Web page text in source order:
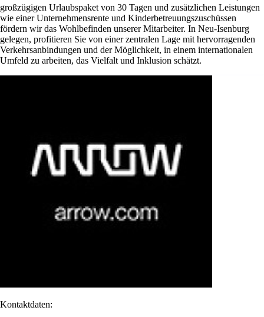
großzügigen Urlaubspaket von 30 Tagen und zusätzlichen Leistungen
wie einer Unternehmensrente und Kinderbetreuungszuschüssen
fördern wir das Wohlbefinden unserer Mitarbeiter. In Neu-Isenburg
gelegen, profitieren Sie von einer zentralen Lage mit hervorragenden
Verkehrsanbindungen und der Möglichkeit, in einem internationalen
Umfeld zu arbeiten, das Vielfalt und Inklusion schätzt.
Kontaktdaten: